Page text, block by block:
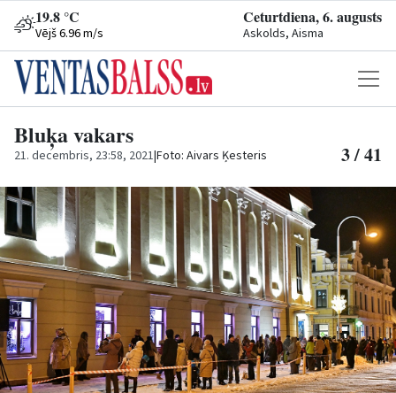
19.8 °C
Vējš 6.96 m/s
Ceturtdiena, 6. augusts
Askolds, Aisma
Bluķa vakars
21. decembris, 23:58, 2021|Foto: Aivars Ķesteris 3 / 41